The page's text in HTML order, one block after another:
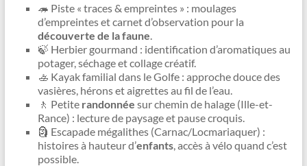
🦔 Piste « traces & empreintes » : moulages
d’empreintes et carnet d’observation pour la
découverte de la faune.
🍃 Herbier gourmand : identification d’aromatiques au
potager, séchage et collage créatif.
🚣 Kayak familial dans le Golfe : approche douce des
vasières, hérons et aigrettes au fil de l’eau.
🚶 Petite randonnée sur chemin de halage (Ille-et-
Rance) : lecture de paysage et pause croquis.
🗿 Escapade mégalithes (Carnac/Locmariaquer) :
histoires à hauteur d’enfants, accès à vélo quand c’est
possible.